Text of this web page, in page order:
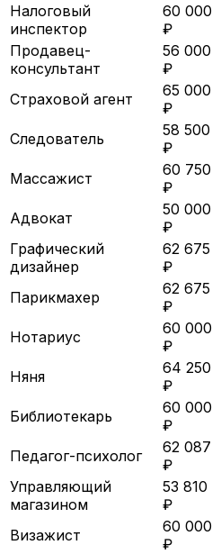
Налоговый
инспектор
60 000
₽
Продавец-
консультант
56 000
₽
Страховой агент
65 000
₽
Следователь
58 500
₽
Массажист
60 750
₽
Адвокат
50 000
₽
Графический
дизайнер
62 675
₽
Парикмахер
62 675
₽
Нотариус
60 000
₽
Няня
64 250
₽
Библиотекарь
60 000
₽
Педагог-психолог
62 087
₽
Управляющий
магазином
53 810
₽
Визажист
60 000
₽